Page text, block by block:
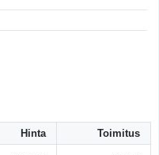
Hinta Toimitus